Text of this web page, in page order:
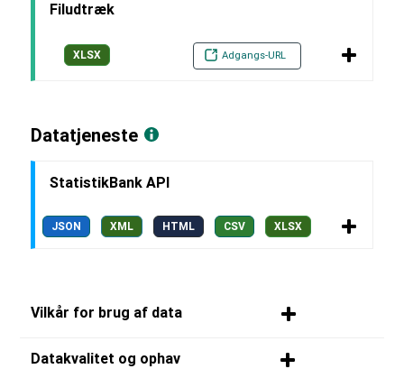
Filudtræk
XLSX Adgangs-URL
Datatjeneste
StatistikBank API
JSON XML HTML CSV XLSX
Vilkår for brug af data
Datakvalitet og ophav